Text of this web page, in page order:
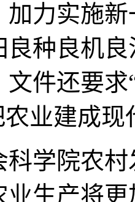
加力实施
良种良机
文件还要
农业建成现
院农村
业生产将